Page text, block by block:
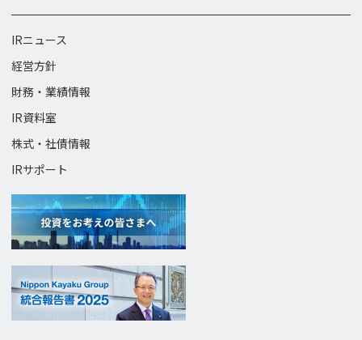
IRニュース
経営方針
財務・業績情報
IR資料室
株式・社債情報
IRサポート